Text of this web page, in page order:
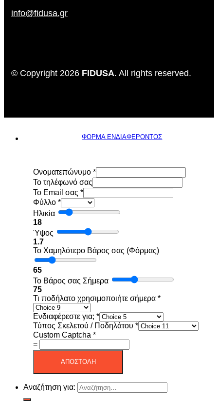
info@fidusa.gr
© Copyright 2026 FIDUSA. All rights reserved.
ΦΟΡΜΑ ΕΝΔΙΑΦΕΡΟΝΤΟΣ
Ονοματεπώνυμο *
To τηλέφωνό σας
Το Email σας *
Φύλλο *
Ηλικία
18
Ύψος
1.7
Το Χαμηλότερο Βάρος σας (Φόρμας)
65
Το Βάρος σας Σήμερα
75
Τι ποδήλατο χρησιμοποιήτε σήμερα *
Ενδιαφέρεστε για; *
Τύπος Σκελετού / Ποδηλάτου *
Custom Captcha *
=
ΑΠΟΣΤΟΛΗ
Αναζήτηση για: